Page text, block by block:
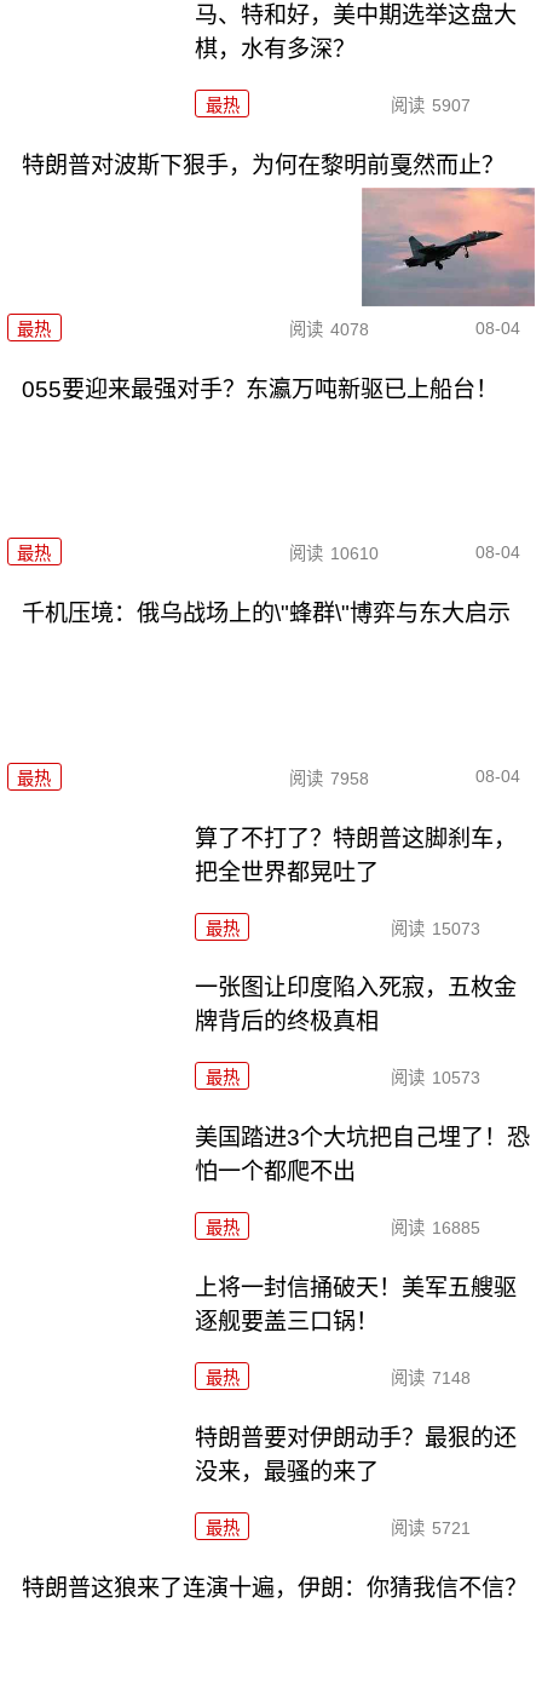
马、特和好，美中期选举这盘大
棋，水有多深？
最热 阅读 5907
特朗普对波斯下狠手，为何在黎明前戛然而止？
最热 阅读 4078 08-04
055要迎来最强对手？东瀛万吨新驱已上船台！
最热 阅读 10610 08-04
千机压境：俄乌战场上的\"蜂群\"博弈与东大启示
最热 阅读 7958 08-04
算了不打了？特朗普这脚刹车，
把全世界都晃吐了
最热 阅读 15073
一张图让印度陷入死寂，五枚金
牌背后的终极真相
最热 阅读 10573
美国踏进3个大坑把自己埋了！恐
怕一个都爬不出
最热 阅读 16885
上将一封信捅破天！美军五艘驱
逐舰要盖三口锅！
最热 阅读 7148
特朗普要对伊朗动手？最狠的还
没来，最骚的来了
最热 阅读 5721
特朗普这狼来了连演十遍，伊朗：你猜我信不信？